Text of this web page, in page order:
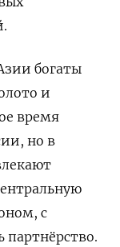
богаты
и
время
но в
с